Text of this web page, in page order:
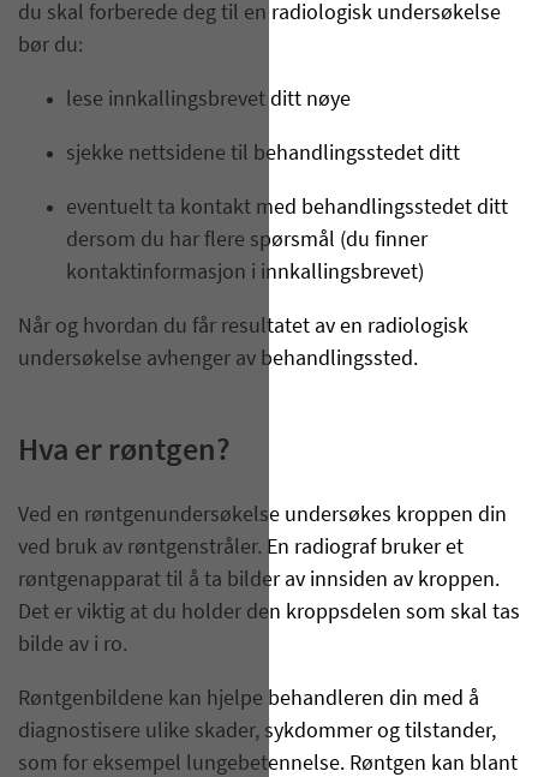
du skal forberede deg til en radiologisk undersøkelse
bør du:
lese innkallingsbrevet ditt nøye
sjekke nettsidene til behandlingsstedet ditt
eventuelt ta kontakt med behandlingsstedet ditt
dersom du har flere spørsmål (du finner
kontaktinformasjon i innkallingsbrevet)
Når og hvordan du får resultatet av en radiologisk
undersøkelse avhenger av behandlingssted.
Hva er røntgen?
Ved en røntgenundersøkelse undersøkes kroppen din
ved bruk av røntgenstråler. En radiograf bruker et
røntgenapparat til å ta bilder av innsiden av kroppen.
Det er viktig at du holder den kroppsdelen som skal tas
bilde av i ro.
Røntgenbildene kan hjelpe behandleren din med å
diagnostisere ulike skader, sykdommer og tilstander,
som for eksempel lungebetennelse. Røntgen kan blant